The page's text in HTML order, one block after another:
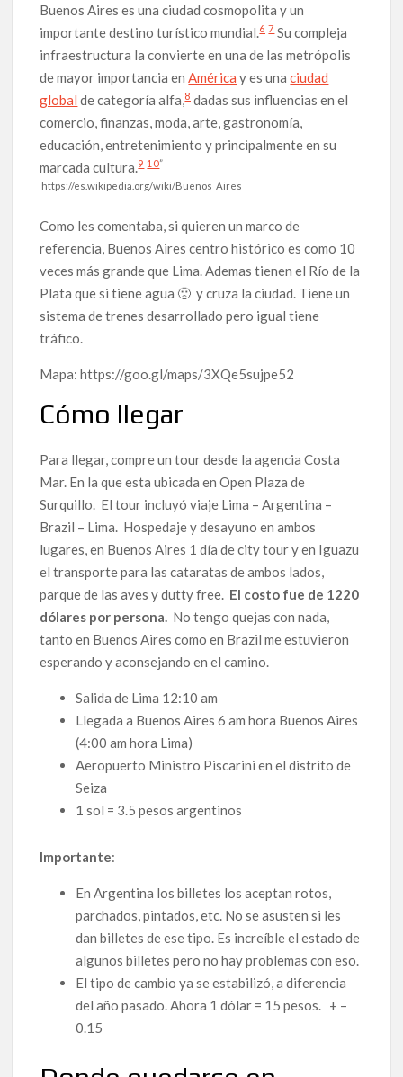
Buenos Aires es una ciudad cosmopolita y un
importante destino turístico mundial.6 7Su compleja
infraestructura la convierte en una de las metrópolis
de mayor importancia enAmérica y es unaciudad
global de categoría alfa,8 dadas sus influencias en el
comercio, finanzas, moda, arte, gastronomía,
educación, entretenimiento y principalmente en su
marcada cultura.9 10”
https://es.wikipedia.org/wiki/Buenos_Aires
Como les comentaba, si quieren un marco de
referencia, Buenos Aires centro histórico es como 10
veces más grande que Lima. Ademas tienen el Río de la
Plata que si tiene agua 🙁 y cruza la ciudad. Tiene un
sistema de trenes desarrollado pero igual tiene
tráfico.
Mapa: https://goo.gl/maps/3XQe5sujpe52
Cómo llegar
Para llegar, compre un tour desde la agencia Costa
Mar. En la que esta ubicada en Open Plaza de
Surquillo. El tour incluyó viaje Lima – Argentina –
Brazil – Lima. Hospedaje y desayuno en ambos
lugares, en Buenos Aires 1 día de city tour y en Iguazu
el transporte para las cataratas de ambos lados,
parque de las aves y dutty free. El costo fue de 1220
dólares por persona. No tengo quejas con nada,
tanto en Buenos Aires como en Brazil me estuvieron
esperando y aconsejando en el camino.
Salida de Lima 12:10 am
Llegada a Buenos Aires 6 am hora Buenos Aires
(4:00 am hora Lima)
Aeropuerto Ministro Piscarini en el distrito de
Seiza
1 sol = 3.5 pesos argentinos
Importante:
En Argentina los billetes los aceptan rotos,
parchados, pintados, etc. No se asusten si les
dan billetes de ese tipo. Es increíble el estado de
algunos billetes pero no hay problemas con eso.
El tipo de cambio ya se estabilizó, a diferencia
del año pasado. Ahora 1 dólar = 15 pesos. + –
0.15